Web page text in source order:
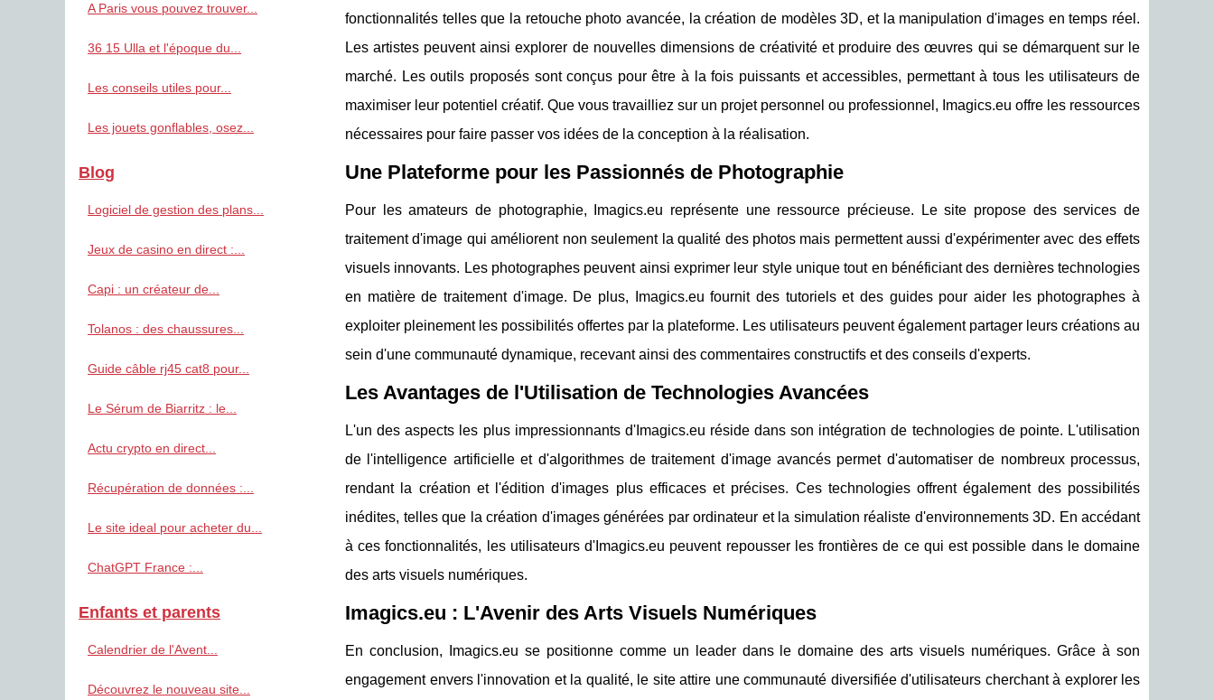
fonctionnalités telles que la retouche photo avancée, la création de modèles 3D, et la manipulation d'images en temps réel.
Les artistes peuvent ainsi explorer de nouvelles dimensions de créativité et produire des œuvres qui se démarquent sur le
marché. Les outils proposés sont conçus pour être à la fois puissants et accessibles, permettant à tous les utilisateurs de
maximiser leur potentiel créatif. Que vous travailliez sur un projet personnel ou professionnel, Imagics.eu offre les ressources
nécessaires pour faire passer vos idées de la conception à la réalisation.
Une Plateforme pour les Passionnés de Photographie
Pour les amateurs de photographie, Imagics.eu représente une ressource précieuse. Le site propose des services de
traitement d'image qui améliorent non seulement la qualité des photos mais permettent aussi d'expérimenter avec des effets
visuels innovants. Les photographes peuvent ainsi exprimer leur style unique tout en bénéficiant des dernières technologies
en matière de traitement d'image. De plus, Imagics.eu fournit des tutoriels et des guides pour aider les photographes à
exploiter pleinement les possibilités offertes par la plateforme. Les utilisateurs peuvent également partager leurs créations au
sein d'une communauté dynamique, recevant ainsi des commentaires constructifs et des conseils d'experts.
Les Avantages de l'Utilisation de Technologies Avancées
L'un des aspects les plus impressionnants d'Imagics.eu réside dans son intégration de technologies de pointe. L'utilisation
de l'intelligence artificielle et d'algorithmes de traitement d'image avancés permet d'automatiser de nombreux processus,
rendant la création et l'édition d'images plus efficaces et précises. Ces technologies offrent également des possibilités
inédites, telles que la création d'images générées par ordinateur et la simulation réaliste d'environnements 3D. En accédant
à ces fonctionnalités, les utilisateurs d'Imagics.eu peuvent repousser les frontières de ce qui est possible dans le domaine
des arts visuels numériques.
Imagics.eu : L'Avenir des Arts Visuels Numériques
En conclusion, Imagics.eu se positionne comme un leader dans le domaine des arts visuels numériques. Grâce à son
engagement envers l'innovation et la qualité, le site attire une communauté diversifiée d'utilisateurs cherchant à explorer les
A Paris vous pouvez trouver...
36 15 Ulla et l'époque du...
Les conseils utiles pour...
Les jouets gonflables, osez...
Blog
Logiciel de gestion des plans...
Jeux de casino en direct :...
Capi : un créateur de...
Tolanos : des chaussures...
Guide câble rj45 cat8 pour...
Le Sérum de Biarritz : le...
Actu crypto en direct...
Récupération de données :...
Le site ideal pour acheter du...
ChatGPT France :...
Enfants et parents
Calendrier de l'Avent...
Découvrez le nouveau site...